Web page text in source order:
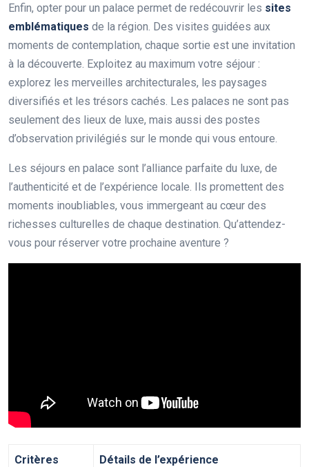
Enfin, opter pour un palace permet de redécouvrir les sites
emblématiques de la région. Des visites guidées aux
moments de contemplation, chaque sortie est une invitation
à la découverte. Exploitez au maximum votre séjour :
explorez les merveilles architecturales, les paysages
diversifiés et les trésors cachés. Les palaces ne sont pas
seulement des lieux de luxe, mais aussi des postes
d’observation privilégiés sur le monde qui vous entoure.
Les séjours en palace sont l’alliance parfaite du luxe, de
l’authenticité et de l’expérience locale. Ils promettent des
moments inoubliables, vous immergeant au cœur des
richesses culturelles de chaque destination. Qu’attendez-
vous pour réserver votre prochaine aventure ?
Critères Détails de l’expérience